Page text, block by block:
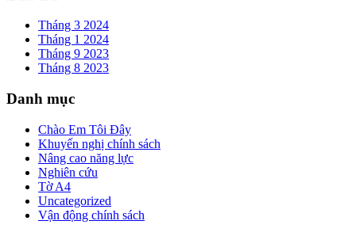
Tháng 3 2024
Tháng 1 2024
Tháng 9 2023
Tháng 8 2023
Danh mục
Chào Em Tôi Đây
Khuyến nghị chính sách
Nâng cao năng lực
Nghiên cứu
Tờ A4
Uncategorized
Vận động chính sách